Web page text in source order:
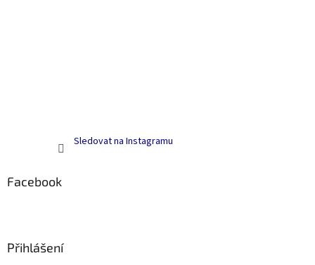
Sledovat na Instagramu
Facebook
Přihlášení